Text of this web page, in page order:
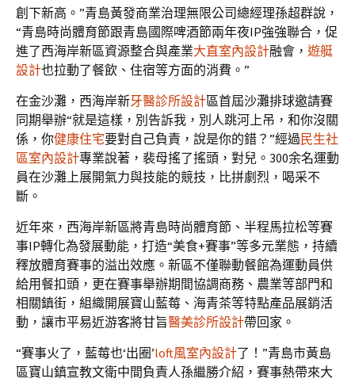
創下新高。”青島黃發商業治理無限公司總經理孫超群說，
“青島時尚體育節跟青島國際啤酒節兩年夜IP強強聯合，促
進了西海岸新區資源整合與產業大直室內設計融會， 遊艇
設計也拉動了餐飲、住宿等方面的消費。”
在金沙灘，西海岸新牙醫診所設計區首屆沙灘排球邀請賽
同期舉辦“就是這樣，別告訴我，別人跳河上吊，和你沒關
係，你健康住宅要對自己負責，說是你的錯？”經過民生社
區室內設計專業說著，裴母搖了搖頭，對兒。300余名運動
員在沙灘上展開氣力與技能的競技，比拼劇烈，喝采不
斷。
近年來，西海岸新區將青島時尚體育節、半程馬拉松等賽
事IP轉化為發展動能，打造“美食+賽事”等多元業態，持續
釋放體育賽事的溢出效應。新區不僅聯動餐館為運動員供
給用餐扣頭，更在賽事舉辦期間協調商務、農業等部門和
相關鎮街，組織開展寶山藍莓、海青茶等特點產品展銷活
動，讓市平易近游客將甘旨醫美診所設計帶回家。
“賽事火了，藍莓也‘出圈’loft風室內設計了！”青島市黃島
區寶山鎮宣教文衛中間負責人孫繼勝介紹，賽事熱帶來大